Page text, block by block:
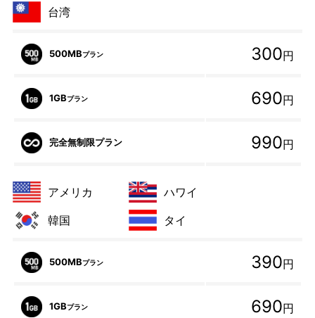
台湾
500MBプラン 300円
1GBプラン 690円
完全無制限プラン 990円
アメリカ
ハワイ
韓国
タイ
500MBプラン 390円
1GBプラン 690円